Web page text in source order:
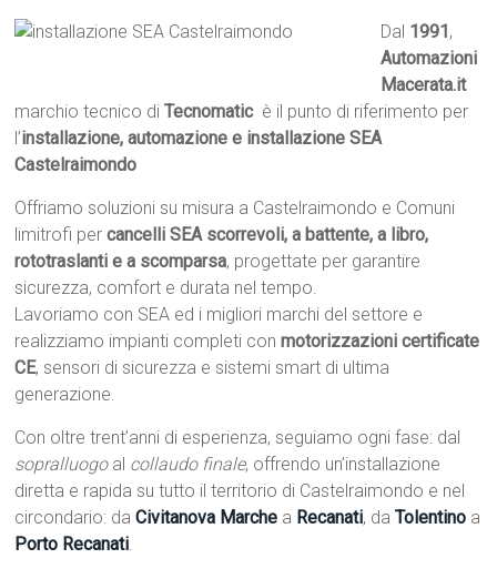
Dal 1991 ,
Automazioni
Macerata.it
marchio tecnico diTecnomatic  è il punto di riferimento per
l’installazione, automazione e installazione SEA
Castelraimondo
Offriamo soluzioni su misura a Castelraimondo e Comuni
limitrofi percancelli SEA scorrevoli, a battente, a libro,
rototraslanti e a scomparsa, progettate per garantire
sicurezza, comfort e durata nel tempo.
Lavoriamo con SEA ed i migliori marchi del settore e
realizziamo impianti completi conmotorizzazioni certificate
CE, sensori di sicurezza e sistemi smart di ultima
generazione.
Con oltre trent’anni di esperienza, seguiamo ogni fase: dal
sopralluogo al collaudo finale, offrendo un’installazione
diretta e rapida su tutto il territorio di Castelraimondo e nel
circondario: daCivitanova Marche a Recanati, daTolentino a
Porto Recanati.